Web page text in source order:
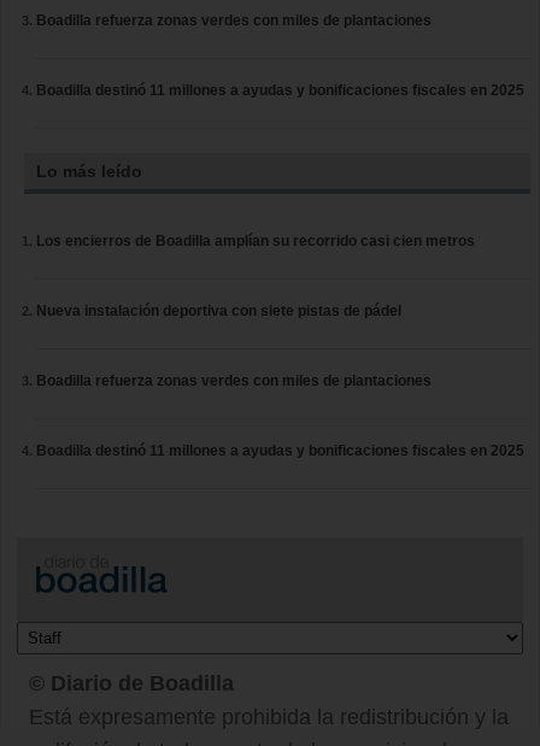
Boadilla refuerza zonas verdes con miles de plantaciones
Boadilla destinó 11 millones a ayudas y bonificaciones fiscales en 2025
Lo más leído
Los encierros de Boadilla amplían su recorrido casi cien metros
Nueva instalación deportiva con siete pistas de pádel
Boadilla refuerza zonas verdes con miles de plantaciones
Boadilla destinó 11 millones a ayudas y bonificaciones fiscales en 2025
© Diario de Boadilla
Está expresamente prohibida la redistribución y la